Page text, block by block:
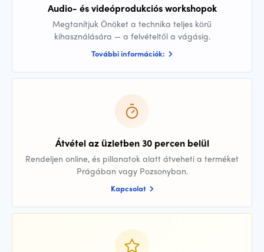
Audio- és videóprodukciós workshopok
Megtanítjuk Önöket a technika teljes körű
kihasználására — a felvételtől a vágásig.
További információk:
Átvétel az üzletben 30 percen belül
Rendeljen online, és pillanatok alatt átveheti a terméket
Prágában vagy Pozsonyban.
Kapcsolat